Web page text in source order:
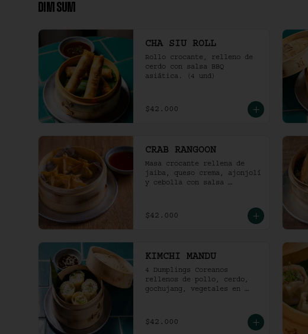
DIM SUM
CHA SIU ROLL
Rollo crocante, relleno de
cerdo con salsa BBQ
asiática. (4 und)
$42.000
CRAB RANGOON
Masa crocante rellena de
jaiba, queso crema, ajonjolí
y cebolla con salsa
$42.000
KIMCHI MANDU
4 Dumplings Coreanos
rellenos de pollo, cerdo,
gochujang, vegetales en
$42.000